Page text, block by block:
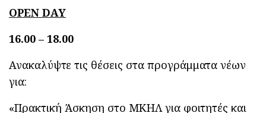
OPEN DAY
16.00 – 18.00
Ανακαλύψτε τις θέσεις στα προγράμματα νέων
για:
«Πρακτική Άσκηση στο ΜΚΗΛ για φοιτητές και